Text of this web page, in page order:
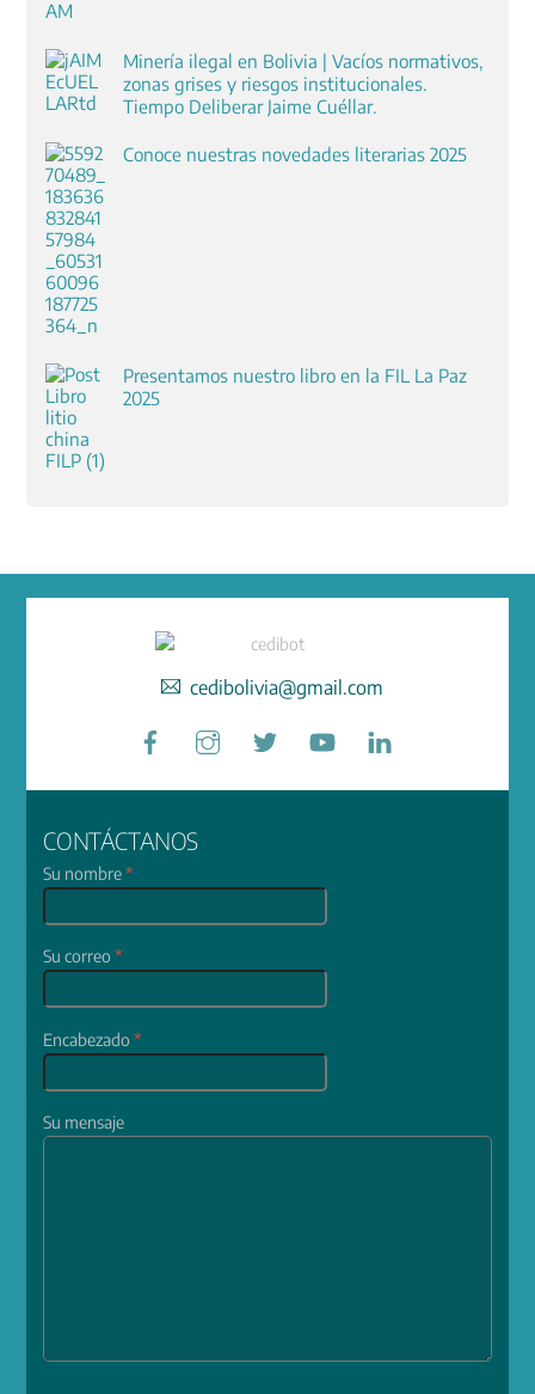
Minería ilegal en Bolivia | Vacíos normativos,
zonas grises y riesgos institucionales.
Tiempo Deliberar Jaime Cuéllar.
Conoce nuestras novedades literarias 2025
Presentamos nuestro libro en la FIL La Paz
2025
cedibolivia@gmail.com
Facebook
CONTÁCTANOS
Su nombre*
Su correo*
Encabezado*
Su mensaje